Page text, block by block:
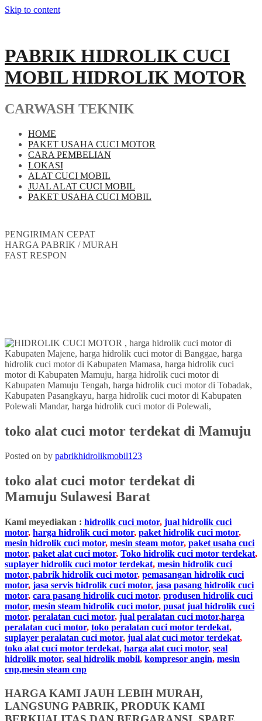
Skip to content
PABRIK HIDROLIK CUCI
MOBIL HIDROLIK MOTOR
CARWASH TEKNIK
HOME
PAKET USAHA CUCI MOTOR
CARA PEMBELIAN
LOKASI
ALAT CUCI MOBIL
JUAL ALAT CUCI MOBIL
PAKET USAHA CUCI MOBIL
PENGIRIMAN CEPAT
HARGA PABRIK / MURAH
FAST RESPON
toko alat cuci motor terdekat di Mamuju
Posted on by pabrikhidrolikmobil123
toko alat cuci motor terdekat di
Mamuju Sulawesi Barat
Kami meyediakan : hidrolik cuci motor, jual hidrolik cuci
motor, harga hidrolik cuci motor, paket hidrolik cuci motor,
mesin hidrolik cuci motor, mesin steam motor, paket usaha cuci
motor, paket alat cuci motor, Toko hidrolik cuci motor terdekat,
suplayer hidrolik cuci motor terdekat, mesin hidrolik cuci
motor, pabrik hidrolik cuci motor, pemasangan hidrolik cuci
motor, jasa servis hidrolik cuci motor, jasa pasang hidrolik cuci
motor, cara pasang hidrolik cuci motor, produsen hidrolik cuci
motor, mesin steam hidrolik cuci motor, pusat jual hidrolik cuci
motor, peralatan cuci motor, jual peralatan cuci motor,harga
peralatan cuci motor, toko peralatan cuci motor terdekat,
suplayer peralatan cuci motor, jual alat cuci motor terdekat,
toko alat cuci motor terdekat, harga alat cuci motor, seal
hidrolik motor, seal hidrolik mobil, kompresor angin, mesin
cnp,mesin steam cnp
HARGA KAMI JAUH LEBIH MURAH,
LANGSUNG PABRIK, PRODUK KAMI